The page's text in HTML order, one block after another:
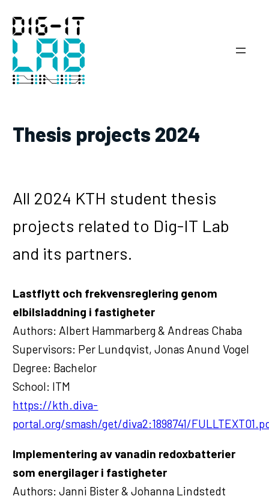
till
innehåll
Thesis projects 2024
All 2024 KTH student thesis
projects related to Dig-IT Lab
and its partners.
Lastflytt och frekvensreglering genom
elbilsladdning i fastigheter
Authors: Albert Hammarberg & Andreas Chaba
Supervisors: Per Lundqvist, Jonas Anund Vogel
Degree: Bachelor
School: ITM
https://kth.diva-
portal.org/smash/get/diva2:1898741/
Implementering av vanadin redoxbatterier
som energilager i fastigheter
Authors: Janni Bister & Johanna Lindstedt